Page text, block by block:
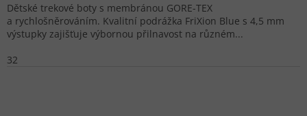
Dětské trekové boty s membránou GORE-TEX
a rychlošněrováním. Kvalitní podrážka FriXion Blue s 4,5 mm
výstupky zajišťuje výbornou přilnavost na různém...
32